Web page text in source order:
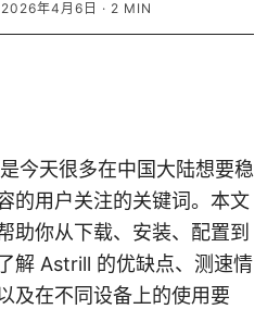
2026年4月6日 · 2 MIN
今天很多在中国大陆想要稳
的用户关注的关键词。本文
助你从下载、安装、配置到
解 Astrill 的优缺点、测速情
及在不同设备上的使用要